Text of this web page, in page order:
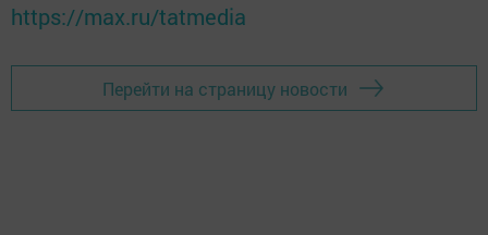
https://max.ru/tatmedia
Перейти на страницу новости